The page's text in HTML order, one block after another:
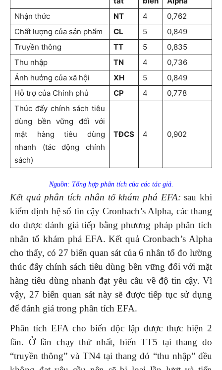
Nhận thức
NT 4
0,762
Chất lượng của sản phẩm
CL 5
0,849
Truyền thông
TT 5
0,835
Thu nhập
TN 4
0,736
Ảnh hưởng của xã hội
XH 5
0,849
Hỗ trợ của Chính phủ
CP 4
0,778
Thúc đẩy chính sách tiêu
dùng bền vững đối với
mặt hàng tiêu dùng
nhanh (tác động chính
sách)
TĐCS 4 0,902
Nguồn: Tổng hợp phân tích của các tác giả.
Kết quả phân tích nhân tố khám phá EFA:sau khi
kiểm định hệ số tin cậy Cronbach’s Alpha, các thang
đo được đánh giá tiếp bằng phương pháp phân tích
nhân tố khám phá EFA. Kết quả Cronbach’s Alpha
cho thấy, có 27 biến quan sát của 6 nhân tố đo lường
thúc đẩy chính sách tiêu dùng bền vững đối với mặt
hàng tiêu dùng nhanh đạt yêu cầu về độ tin cậy. Vì
vậy, 27 biến quan sát này sẽ được tiếp tục sử dụng
để đánh giá trong phân tích EFA.
Phân tích EFA cho biến độc lập được thực hiện 2
lần. Ở lần chạy thứ nhất, biến TT5 tại thang đo
“truyền thông” và TN4 tại thang đó “thu nhập” đều